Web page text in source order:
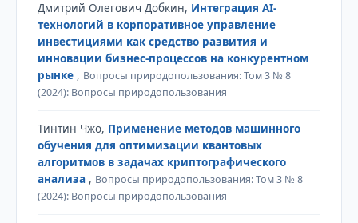
Дмитрий Олегович Добкин, Интеграция AI-
технологий в корпоративное управление
инвестициями как средство развития и
инновации бизнес-процессов на конкурентном
рынке , Вопросы природопользования: Том 3 № 8
(2024): Вопросы природопользования
Тинтин Чжо, Применение методов машинного
обучения для оптимизации квантовых
алгоритмов в задачах криптографического
анализа , Вопросы природопользования: Том 3 № 8
(2024): Вопросы природопользования